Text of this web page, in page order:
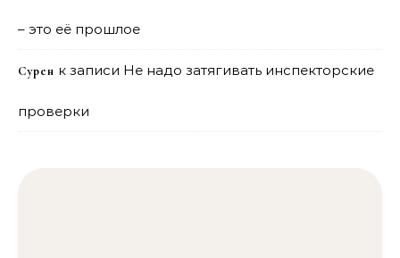
– это её прошлое
Сурен к записи Не надо затягивать инспекторские
проверки